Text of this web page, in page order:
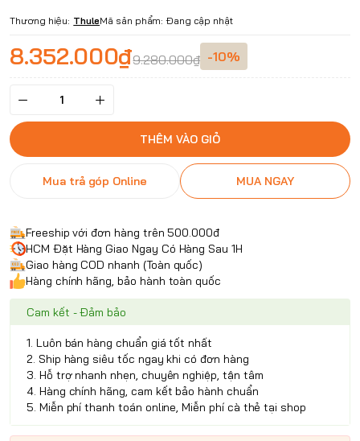
Thương hiệu: ThuleMã sản phẩm: Đang cập nhật
8.352.000₫9.280.000₫ -10%
THÊM VÀO GIỎ
Mua trả góp Online MUA NGAY
Freeship với đơn hàng trên 500.000đ
HCM Đặt Hàng Giao Ngay Có Hàng Sau 1H
Giao hàng COD nhanh (Toàn quốc)
Hàng chính hãng, bảo hành toàn quốc
Cam kết - Đảm bảo
1. Luôn bán hàng chuẩn giá tốt nhất
2. Ship hàng siêu tốc ngay khi có đơn hàng
3. Hỗ trợ nhanh nhẹn, chuyên nghiệp, tận tâm
4. Hàng chính hãng, cam kết bảo hành chuẩn
5. Miễn phí thanh toán online, Miễn phí cà thẻ tại shop